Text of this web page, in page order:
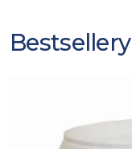
Bestsellery